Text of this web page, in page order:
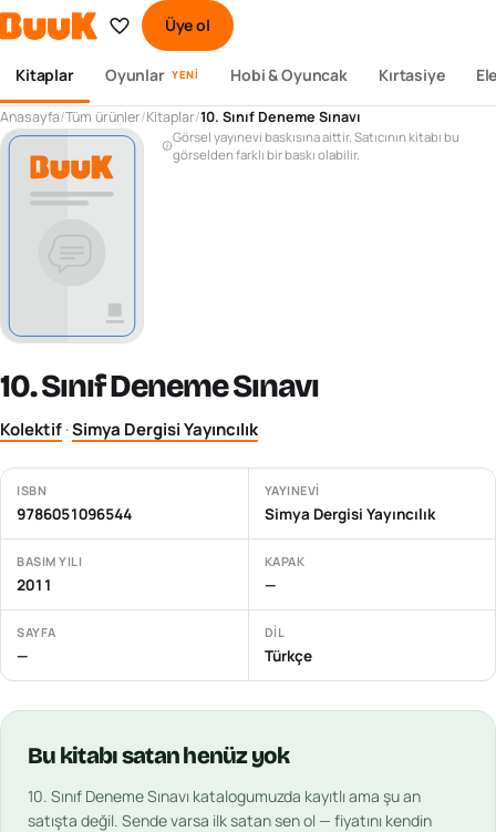
Üye ol
Kitaplar Oyunlar YENI Hobi & Oyuncak Kırtasiye
Anasayfa/Tüm ürünler/Kitaplar/10. Sınıf Deneme Sınavı
Görsel yayınevi baskısına aittir. Satıcının kitabı bu
görselden farklı bir baskı olabilir.
10. Sınıf Deneme Sınavı
Kolektif·Simya Dergisi Yayıncılık
ISBN
9786051096544
YAYINEVI
Simya Dergisi Yayıncılık
BASIM YILI
2011
KAPAK
—
SAYFA
—
DIL
Türkçe
Bu kitabısatan henüz yok
10. Sınıf Deneme Sınavı katalogumuzda kayıtlı ama şu an
satışta değil. Sende varsa ilk satan sen ol — fiyatını kendin